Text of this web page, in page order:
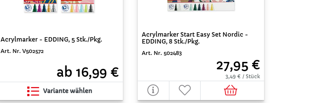
Acrylmarker - EDDING, 5 Stk./Pkg.
Art. Nr. V502572
ab 16,99 €
Variante wählen
Acrylmarker Start Easy Set Nordic -
EDDING, 8 Stk./Pkg.
Art. Nr. 502483
27,95 €
3,49 € / Stück